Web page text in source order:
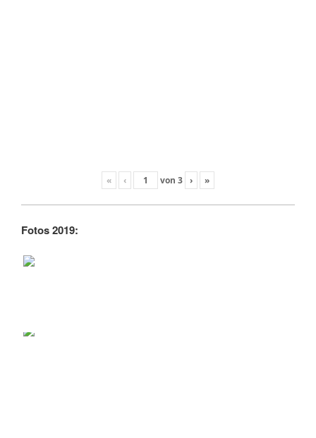
« ‹ von 3 › »
Fotos 2019: